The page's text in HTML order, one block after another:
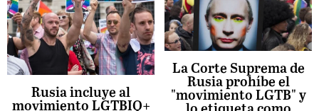
Rusia incluye al
movimiento LGTBIQ+
La Corte Suprema de
Rusia prohíbe el
"movimiento LGTB" y